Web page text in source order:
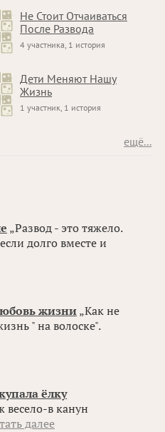
Не Стоит Отчаиваться
После Развода
4 участника, 1 история
Дети Меняют Нашу
Жизнь
1 участник, 1 история
ещё...
„Развод - это тяжело.
долго вместе и
жизни „Как не
" на волоске".
ёлку
весело-в канун
далее